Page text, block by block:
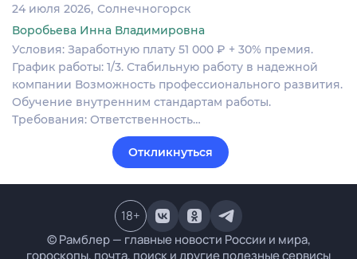
24 июля 2026 Солнечногорск
Воробьева Инна Владимировна
Условия: Заработную плату 51 000 ₽ + 30% премия.
График работы: 1/3. Стабильную работу в надежной
компании Возможность профессионального развития.
Обучение внутренним стандартам работы.
Требования: Ответственность…
Откликнуться
© Рамблер — главные новости России и мира,
гороскопы, почта, поиск и другие полезные сервисы
18+